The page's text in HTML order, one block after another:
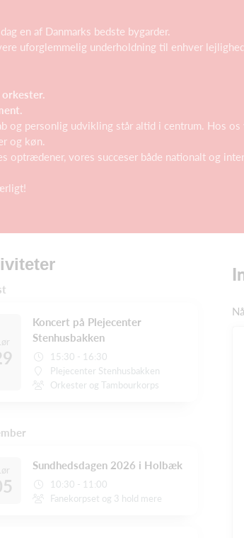
en af Danmarks bedste bygarder.
uforglemmelig underholdning til enhver
personlig udvikling står altid i centrum. Hos os
og køn.
optrædener, vores succeser både nationalt og
Koncert på Plejecenter
Stenhusbakken
15:30 - 16:30
Plejecenter Stenhusbakken
Orkester og Tambourkorps
Sundhedsdagen 2026 i Holbæk
10:30 - 11:00
Fanekorpset og 3 hold mere